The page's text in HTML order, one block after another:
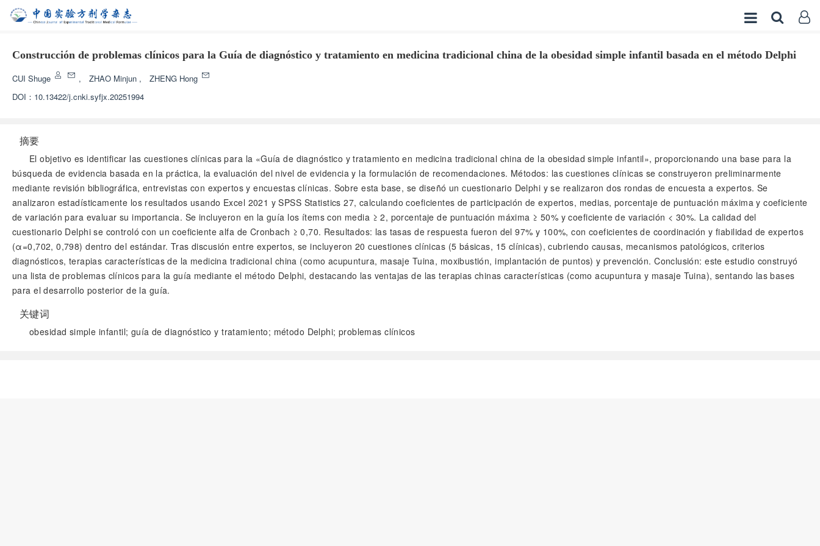
Construcción de problemas clínicos para la Guía de diagnóstico y tratamiento en medicina tradicional china de la obesidad simple infantil basada en el método Delphi
CUI Shuge , ZHAO Minjun ,
ZHENG Hong
DOI： 10.13422/j.cnki.syfjx.20251994
摘要
El objetivo es identificar las cuestiones clínicas para la «Guía de diagnóstico y tratamiento en medicina tradicional china de la obesidad simple infantil», proporcionando una base para la
búsqueda de evidencia basada en la práctica, la evaluación del nivel de evidencia y la formulación de recomendaciones. Métodos: las cuestiones clínicas se construyeron preliminarmente
mediante revisión bibliográfica, entrevistas con expertos y encuestas clínicas. Sobre esta base, se diseñó un cuestionario Delphi y se realizaron dos rondas de encuesta a expertos. Se
analizaron estadísticamente los resultados usando Excel 2021 y SPSS Statistics 27, calculando coeficientes de participación de expertos, medias, porcentaje de puntuación máxima y coeficiente
de variación para evaluar su importancia. Se incluyeron en la guía los ítems con media ≥ 2, porcentaje de puntuación máxima ≥ 50% y coeficiente de variación < 30%. La calidad del
cuestionario Delphi se controló con un coeficiente alfa de Cronbach ≥ 0,70. Resultados: las tasas de respuesta fueron del 97% y 100%, con coeficientes de coordinación y fiabilidad de expertos
(α=0,702, 0,798) dentro del estándar. Tras discusión entre expertos, se incluyeron 20 cuestiones clínicas (5 básicas, 15 clínicas), cubriendo causas, mecanismos patológicos, criterios
diagnósticos, terapias características de la medicina tradicional china (como acupuntura, masaje Tuina, moxibustión, implantación de puntos) y prevención. Conclusión: este estudio construyó
una lista de problemas clínicos para la guía mediante el método Delphi, destacando las ventajas de las terapias chinas características (como acupuntura y masaje Tuina), sentando las bases
para el desarrollo posterior de la guía.
关键词
obesidad simple infantil; guía de diagnóstico y tratamiento; método Delphi; problemas clínicos